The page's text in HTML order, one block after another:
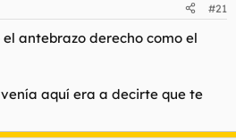
#21
antebrazo derecho como el
aquí era a decirte que te